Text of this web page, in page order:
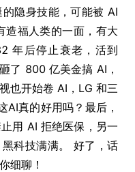
隐身技能，可能被 AI
造福人类的一面，有大
年后停止衰老，活到
了 800 亿美金搞 AI，
也开始卷 AI，LG 和三
真的好用吗？最后，
用 AI 拒绝医保，另一
科技满满。 好了，话
细聊！